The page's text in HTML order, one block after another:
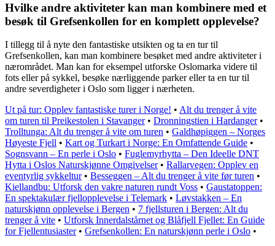
Hvilke andre aktiviteter kan man kombinere med et
besøk til Grefsenkollen for en komplett opplevelse?
I tillegg til å nyte den fantastiske utsikten og ta en tur til
Grefsenkollen, kan man kombinere besøket med andre aktiviteter i
nærområdet. Man kan for eksempel utforske Oslomarka videre til
fots eller på sykkel, besøke nærliggende parker eller ta en tur til
andre severdigheter i Oslo som ligger i nærheten.
Ut på tur: Opplev fantastiske turer i Norge! • Alt du trenger å vite
om turen til Preikestolen i Stavanger• Dronningstien i Hardanger•
Trolltunga: Alt du trenger å vite om turen • Galdhøpiggen – Norges
Høyeste Fjell • Kart og Turkart i Norge: En Omfattende Guide •
Sognsvann – En perle i Oslo • Fuglemyrhytta – Den Ideelle DNT
Hytta i Oslos Naturskjønne Omgivelser• Rallarvegen: Opplev en
eventyrlig sykkeltur• Besseggen – Alt du trenger å vite før turen •
Kiellandbu: Utforsk den vakre naturen rundt Voss • Gaustatoppen:
En spektakulær fjellopplevelse i Telemark • Løvstakken – En
naturskjønn opplevelse i Bergen • 7 fjellsturen i Bergen: Alt du
trenger å vite • Utforsk Innerdalstårnet og Blåfjell Fjellet: En Guide
for Fjellentusiaster• Grefsenkollen: En naturskjønn perle i Oslo •